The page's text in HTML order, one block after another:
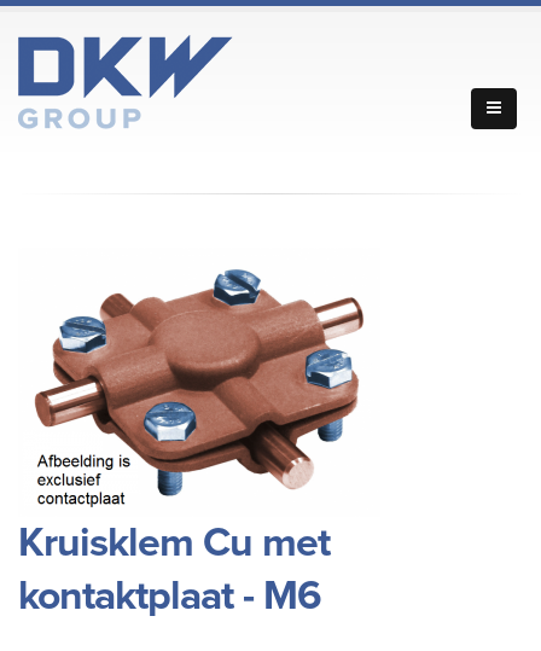
Kruisklem Cu met
kontaktplaat - M6